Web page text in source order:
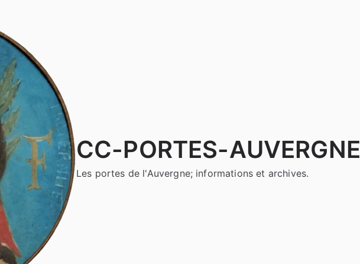
CC-PORTES-AUVERGNE
Les portes de l'Auvergne; informations et archives.